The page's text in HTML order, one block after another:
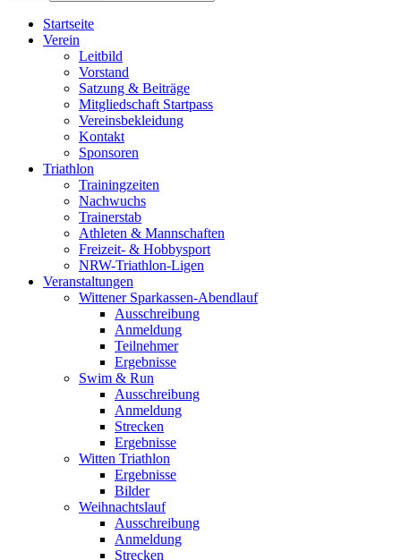
Startseite
Verein
Leitbild
Vorstand
Satzung & Beiträge
Mitgliedschaft Startpass
Vereinsbekleidung
Kontakt
Sponsoren
Triathlon
Trainingzeiten
Nachwuchs
Trainerstab
Athleten & Mannschaften
Freizeit- & Hobbysport
NRW-Triathlon-Ligen
Veranstaltungen
Wittener Sparkassen-Abendlauf
Ausschreibung
Anmeldung
Teilnehmer
Ergebnisse
Swim & Run
Ausschreibung
Anmeldung
Strecken
Ergebnisse
Witten Triathlon
Ergebnisse
Bilder
Weihnachtslauf
Ausschreibung
Anmeldung
Strecken